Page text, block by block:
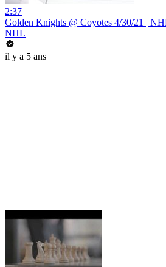
2:37
Golden Knights @ Coyotes 4/30/21 |
NHL
il y a 5 ans